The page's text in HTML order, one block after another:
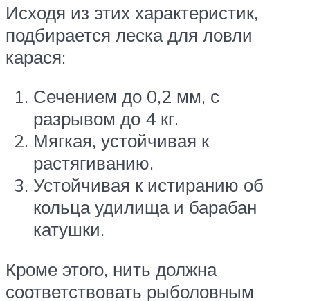
Исходя из этих характеристик,
подбирается леска для ловли
карася:
Сечением до 0,2 мм, с
разрывом до 4 кг.
Мягкая, устойчивая к
растягиванию.
Устойчивая к истиранию об
кольца удилища и барабан
катушки.
Кроме этого, нить должна
соответствовать рыболовным